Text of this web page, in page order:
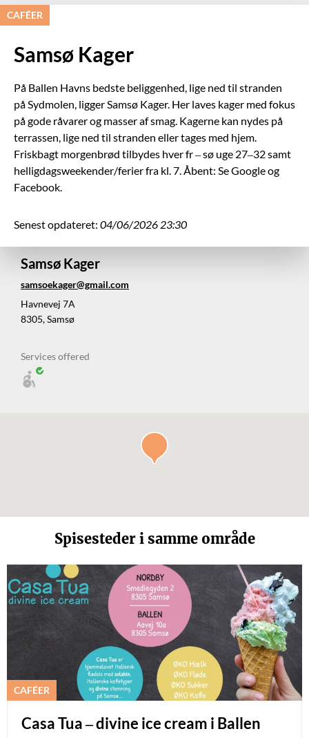
CAFÉER
Samsø Kager
På Ballen Havns bedste beliggenhed, lige ned til stranden
på Sydmolen, ligger Samsø Kager. Her laves kager med fokus
på gode råvarer og masser af smag. Kagerne kan nydes på
terrassen, lige ned til stranden eller tages med hjem.
Friskbagt morgenbrød tilbydes hver fr – sø uge 27–32 samt
helligdagsweekender/ferier fra kl. 7. Åbent: Se Google og
Facebook.
Senest opdateret: 04/06/2026 23:30
Samsø Kager
samsoekager@gmail.com
Havnevej 7A
8305, Samsø
Services offered
Spisesteder i samme område
CAFÉER
Casa Tua – divine ice cream i Ballen